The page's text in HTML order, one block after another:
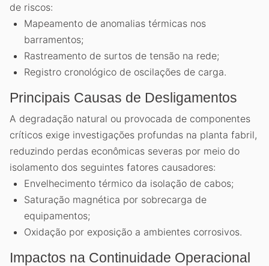
de riscos:
Mapeamento de anomalias térmicas nos
barramentos;
Rastreamento de surtos de tensão na rede;
Registro cronológico de oscilações de carga.
Principais Causas de Desligamentos
A degradação natural ou provocada de componentes
críticos exige investigações profundas na planta fabril,
reduzindo perdas econômicas severas por meio do
isolamento dos seguintes fatores causadores:
Envelhecimento térmico da isolação de cabos;
Saturação magnética por sobrecarga de
equipamentos;
Oxidação por exposição a ambientes corrosivos.
Impactos na Continuidade Operacional